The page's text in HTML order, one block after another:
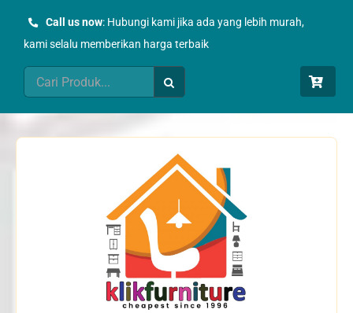
Call us now: Hubungi kami jika ada yang lebih murah,
kami selalu memberikan harga terbaik
Search
for: